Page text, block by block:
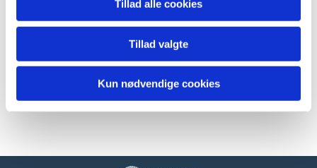
Tillad alle cookies
Tillad valgte
Kun nødvendige cookies